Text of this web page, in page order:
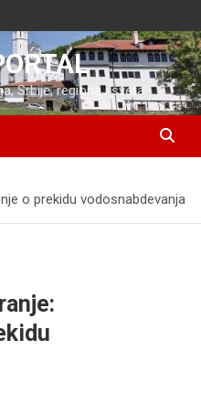
Srbije, regiona i sveta
o prekidu vodosnabdevanja